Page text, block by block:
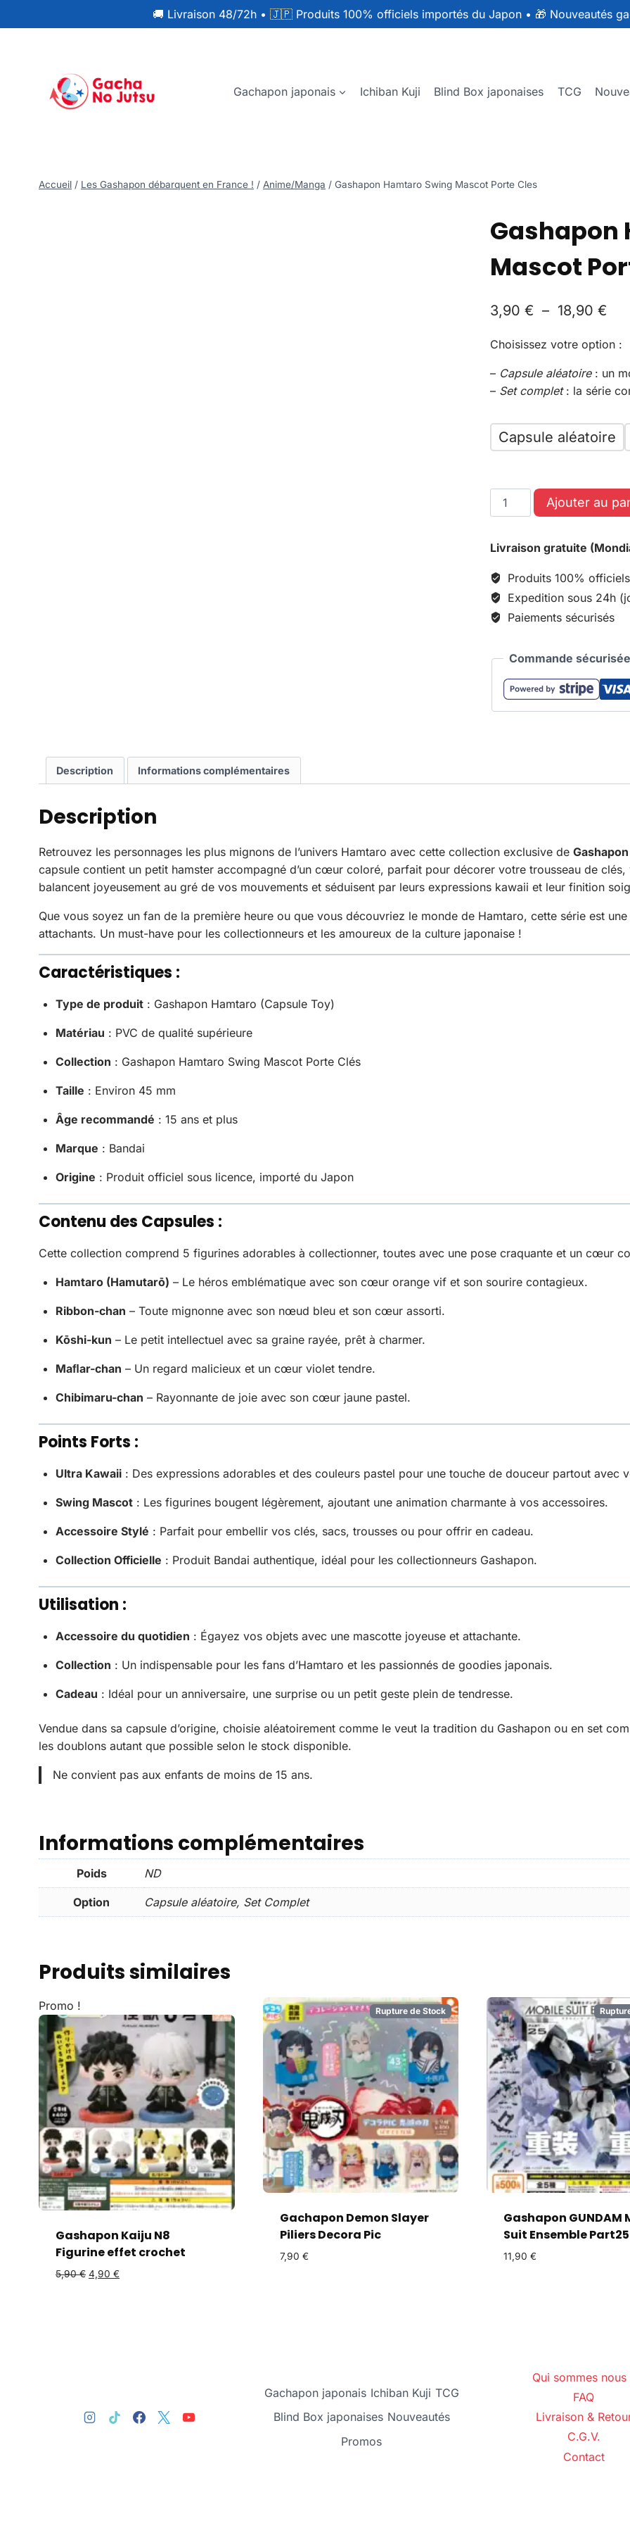
🚚 Livraison 48/72h • 🇯🇵 Produits 100% officiels importés du Japon • 🎁 Nouveautés
Gachapon japonais Ichiban Kuji Blind Box japonaises TCG
Accueil / Les Gashapon débarquent en France ! / Anime/Manga / Gashapon Hamtaro Swing Mascot Porte Cles
Gashapon
Mascot
3,90 € – 18,90 €
Choisissez votre option :
– Capsule aléatoire: un
– Set complet: la série
Capsule aléatoire
Ajouter au
Livraison gratuite
Produits 100% officiels
Expedition sous 24h
Paiements sécurisés
Commande
Description Informations complémentaires
Description
Retrouvez les personnages les plus mignons de l’univers Hamtaro avec cette collection exclusive de
capsule contient un petit hamster accompagné d’un cœur coloré, parfait pour décorer votre trousseau de
balancent joyeusement au gré de vos mouvements et séduisent par leurs expressions kawaii et leur finition
Que vous soyez un fan de la première heure ou que vous découvriez le monde de Hamtaro, cette série est
attachants. Un must-have pour les collectionneurs et les amoureux de la culture japonaise !
Caractéristiques :
Type de produit : Gashapon Hamtaro (Capsule Toy)
Matériau : PVC de qualité supérieure
Collection : Gashapon Hamtaro Swing Mascot Porte Clés
Taille : Environ 45 mm
Âge recommandé : 15 ans et plus
Marque : Bandai
Origine : Produit officiel sous licence, importé du Japon
Contenu des Capsules :
Cette collection comprend 5 figurines adorables à collectionner, toutes avec une pose craquante et un cœur
Hamtaro (Hamutarō) – Le héros emblématique avec son cœur orange vif et son sourire contagieux.
Ribbon-chan – Toute mignonne avec son nœud bleu et son cœur assorti.
Kōshi-kun – Le petit intellectuel avec sa graine rayée, prêt à charmer.
Maﬂar-chan – Un regard malicieux et un cœur violet tendre.
Chibimaru-chan – Rayonnante de joie avec son cœur jaune pastel.
Points Forts :
Ultra Kawaii : Des expressions adorables et des couleurs pastel pour une touche de douceur partout avec
Swing Mascot : Les figurines bougent légèrement, ajoutant une animation charmante à vos accessoires.
Accessoire Stylé : Parfait pour embellir vos clés, sacs, trousses ou pour offrir en cadeau.
Collection Officielle : Produit Bandai authentique, idéal pour les collectionneurs Gashapon.
Utilisation :
Accessoire du quotidien : Égayez vos objets avec une mascotte joyeuse et attachante.
Collection : Un indispensable pour les fans d’Hamtaro et les passionnés de goodies japonais.
Cadeau : Idéal pour un anniversaire, une surprise ou un petit geste plein de tendresse.
Vendue dans sa capsule d’origine, choisie aléatoirement comme le veut la tradition du Gashapon ou en set
les doublons autant que possible selon le stock disponible.
Ne convient pas aux enfants de moins de 15 ans.
Informations complémentaires
Poids ND
Option Capsule aléatoire, Set Complet
Produits similaires
Promo !
Gashapon Kaiju N8
Figurine effet crochet
5,90€ 4,90 €
Rupture de Stock
Gachapon Demon Slayer
Piliers Decora Pic
7,90 €
Gashapon GUNDAM
Suit Ensemble Part25
11,90 €
Gachapon japonais Ichiban Kuji TCG
Blind Box japonaises Nouveautés
Promos
Qui sommes nous
FAQ
Livraison &
C.G.V.
Contact